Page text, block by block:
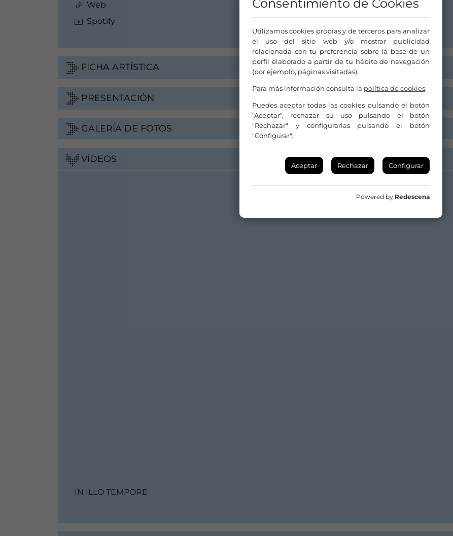
Web
Spotify
FICHA ARTÍSTICA
PRESENTACIÓN
GALERÍA DE FOTOS
VÍDEOS
IN ILLO TEMPORE
Consentimiento de Cookies
Utilizamos cookies propias y de terceros para analizar
el uso del sitio web y/o mostrar publicidad
relacionada con tu preferencia sobre la base de un
perfil elaborado a partir de tu hábito de navegación
(por ejemplo, páginas visitadas).
Para más información consulta la política de cookies.
Puedes aceptar todas las cookies pulsando el botón
"Aceptar", rechazar su uso pulsando el botón
"Rechazar" y configurarlas pulsando el botón
"Configurar".
Aceptar Rechazar Configurar
Powered by Redescena